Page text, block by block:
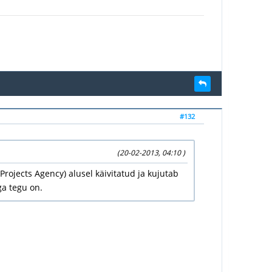
#132
(20-02-2013, 04:10 )
Agency) alusel käivitatud ja kujutab
tegu on.